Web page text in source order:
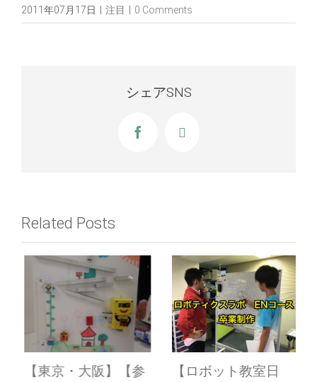
2011年07月17日 注目 0 Comments
シェアSNS
Facebook
X
Related Posts
【東京・大阪】【参
【ロボット教室日